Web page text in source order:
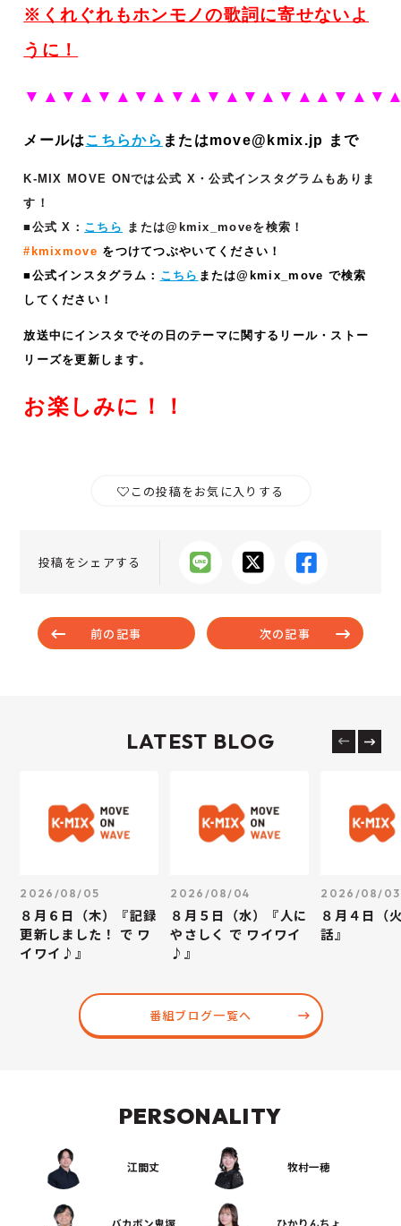
※くれぐれもホンモノの歌詞に寄せないよ
うに！
▼▲▼▲
メールはこちらから またはmove@kmix.jp まで
K-MIX MOVE ONでは公式 X・公式インスタグラムもありま
す！
■公式 X： こちら または@kmix_moveを検索！
#kmixmove をつけてつぶやいてください！
■公式インスタグラム： こちら または@kmix_move で検索
してください！
放送中にインスタでその日のテーマに関するリール・ストー
リーズを更新します。
お楽しみに！！
この投稿をお気に入りする
投稿をシェアする
前の記事 次の記事
LATEST BLOG
2026/08/05
８月６日（木）『記録
更新しました！ で ワ
イワイ♪』
2026/08/04
８月５日（水）『人に
やさしく で ワイワイ
♪』
2026/08/03
８月４日（
話』
番組ブログ一覧へ
PERSONALITY
江間丈 牧村一穂